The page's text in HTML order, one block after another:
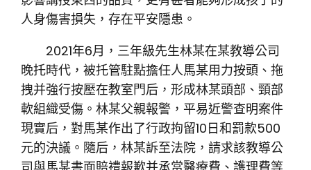
人身傷害損失，存在平安隱患。
2021年6月，三年級先生林某在某教導公司
晚托時代，被托管駐點擔任人馬某用力按頭、拖
拽并強行按壓在教室門后，形成林某頭部、頸部
軟組織受傷。林某父親報警，平易近警查明案件
現實后，對馬某作出了行政拘留10日和罰款500
元的決議。隨后，林某訴至法院，請求該教導公